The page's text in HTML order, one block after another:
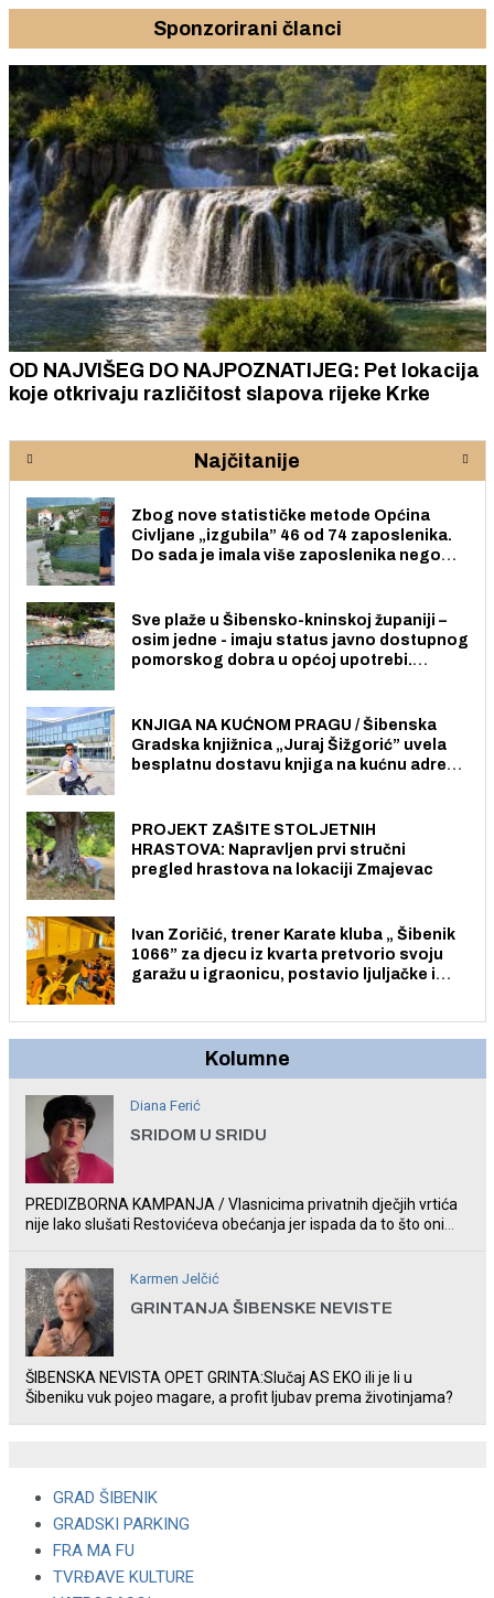
Sponzorirani članci
OD NAJVIŠEG DO NAJPOZNATIJEG: Pet lokacija
koje otkrivaju različitost slapova rijeke Krke
Najčitanije
Zbog nove statističke metode Općina
Civljane „izgubila” 46 od 74 zaposlenika.
Do sada je imala više zaposlenika nego
Sve plaže u Šibensko-kninskoj županiji –
osim jedne - imaju status javno dostupnog
pomorskog dobra u općoj upotrebi.
KNJIGA NA KUĆNOM PRAGU / Šibenska
Gradska knjižnica „Juraj Šižgorić” uvela
besplatnu dostavu knjiga na kućnu adresu
PROJEKT ZAŠITE STOLJETNIH
HRASTOVA: Napravljen prvi stručni
pregled hrastova na lokaciji Zmajevac
Ivan Zoričić, trener Karate kluba „ Šibenik
1066” za djecu iz kvarta pretvorio svoju
garažu u igraonicu, postavio ljuljačke i
Kolumne
Diana Ferić
SRIDOM U SRIDU
PREDIZBORNA KAMPANJA / Vlasnicima privatnih dječjih vrtića
nije lako slušati Restovićeva obećanja jer ispada da to što oni
Karmen Jelčić
GRINTANJA ŠIBENSKE NEVISTE
ŠIBENSKA NEVISTA OPET GRINTA:Slučaj AS EKO ili je li u
Šibeniku vuk pojeo magare, a profit ljubav prema životinjama?
GRAD ŠIBENIK
GRADSKI PARKING
FRA MA FU
TVRĐAVE KULTURE